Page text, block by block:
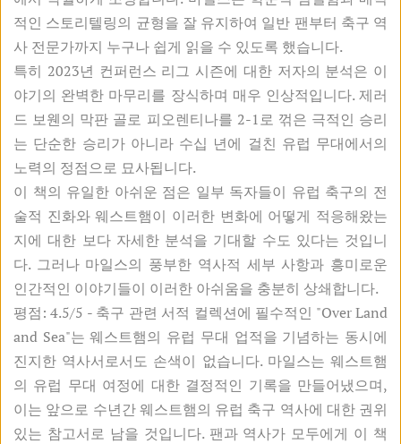
적인 스토리텔링의 균형을 잘 유지하여 일반 팬부터 축구 역
사 전문가까지 누구나 쉽게 읽을 수 있도록 했습니다.
특히 2023년 컨퍼런스 리그 시즌에 대한 저자의 분석은 이
야기의 완벽한 마무리를 장식하며 매우 인상적입니다. 제러
드 보웬의 막판 골로 피오렌티나를 2-1로 꺾은 극적인 승리
는 단순한 승리가 아니라 수십 년에 걸친 유럽 무대에서의
노력의 정점으로 묘사됩니다.
이 책의 유일한 아쉬운 점은 일부 독자들이 유럽 축구의 전
술적 진화와 웨스트햄이 이러한 변화에 어떻게 적응해왔는
지에 대한 보다 자세한 분석을 기대할 수도 있다는 것입니
다. 그러나 마일스의 풍부한 역사적 세부 사항과 흥미로운
인간적인 이야기들이 이러한 아쉬움을 충분히 상쇄합니다.
평점: 4.5/5 - 축구 관련 서적 컬렉션에 필수적인 "Over Land
and Sea"는 웨스트햄의 유럽 무대 업적을 기념하는 동시에
진지한 역사서로서도 손색이 없습니다. 마일스는 웨스트햄
의 유럽 무대 여정에 대한 결정적인 기록을 만들어냈으며,
이는 앞으로 수년간 웨스트햄의 유럽 축구 역사에 대한 권위
있는 참고서로 남을 것입니다. 팬과 역사가 모두에게 이 책